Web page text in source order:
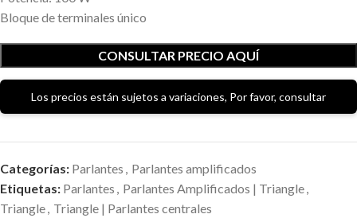
Bloque de terminales único
CONSULTAR PRECIO AQUÍ
Los precios están sujetos a variaciones, Por favor, consultar
Categorías: Parlantes
Parlantes amplificados
Etiquetas: Parlantes Parlantes Amplificados | Triangle
Triangle Triangle | Parlantes centrales